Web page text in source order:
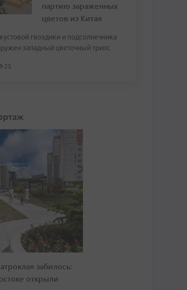
партию зараженных
цветов из Китая
гвоздики и подсолнечника
западный цветочный трипс
забилось:
открыли